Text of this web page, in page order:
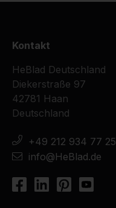
Kontakt
HeBlad Deutschland
Diekerstraße 97
42781 Haan
Deutschland
+49 212 934 77 25
info@HeBlad.de